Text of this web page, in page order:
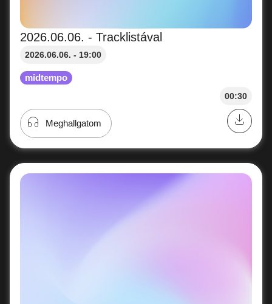
2026.06.06. - Tracklistával
2026.06.06. - 19:00
midtempo
00:30
Meghallgatom